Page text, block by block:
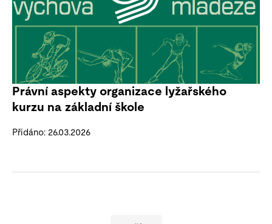
Právní aspekty organizace lyžařského
kurzu na základní škole
Přidáno: 26.03.2026